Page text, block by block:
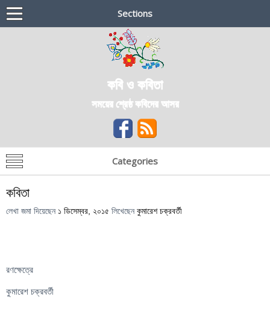
Sections
কবি ও কবিতা
সময়ের শ্রেষ্ঠ কবিদের আসর
Categories
কবিতা
লেখা জমা দিয়েছেন ১ ডিসেম্বর, ২০১৫ লিখেছেন কুমারেশ চক্রবর্তী
রণক্ষেত্রে
কুমারেশ চক্রবর্তী